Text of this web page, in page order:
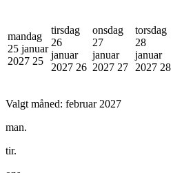
mandag
25 januar
2027 25
tirsdag
26
januar
2027 26
onsdag
27
januar
2027 27
torsdag
28
januar
2027 28
Valgt måned: februar 2027
man.
tir.